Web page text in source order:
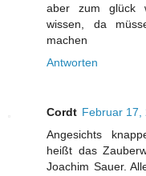
aber zum glück
wissen, da
machen
Antworten
Cordt Februar 17,
Angesichts
heißt das
Joachim Sauer.